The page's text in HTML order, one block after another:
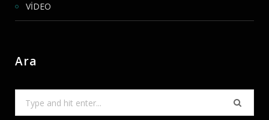
VİDEO
Ara